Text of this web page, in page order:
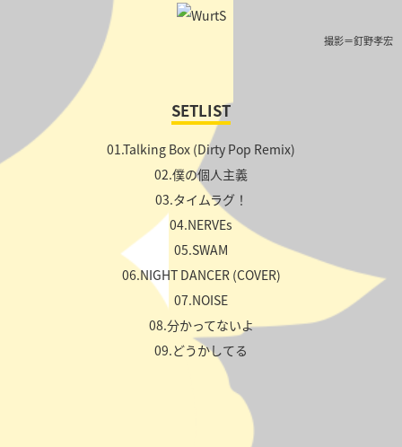
撮影＝釘野孝宏
SETLIST
01.Talking Box (Dirty Pop Remix)
02.僕の個人主義
03.タイムラグ！
04.NERVEs
05.SWAM
06.NIGHT DANCER (COVER)
07.NOISE
08.分かってないよ
09.どうかしてる